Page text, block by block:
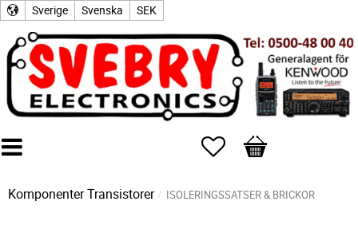
Sverige Svenska SEK
Favoriter
Kundvagn
KomponenterTransistorer ISOLERINGSSATSER & BRICKOR